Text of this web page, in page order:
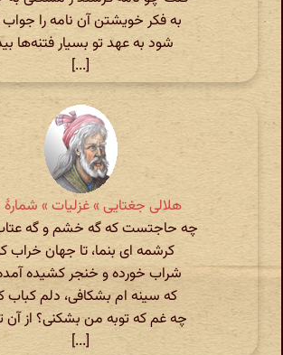
به فکر خویشتن آن نامه را
شود به عهد تو بسیار فتنه‌ها
[...]
هلالی جغتایی » غزلیات » شمارهٔ ۴۰۹
چه حاجتست که گه خشم و گه
کرشمه ای بنما، تا جهان خراب
شراب خورده و خنجر کشیده
که سینه ام بشکافی، دلم کباب
چه غم که توبه من بشکنی؟ از آن
[...]